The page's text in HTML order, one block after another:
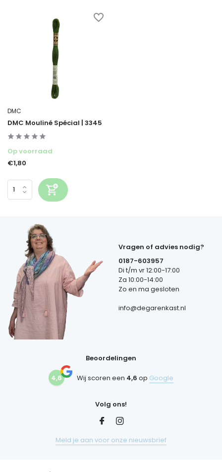
DMC
DMC Mouliné Spécial | 3345
Op voorraad
€1,80
Vragen of advies nodig?
0187-603957
Di t/m vr 12:00-17:00
Za 10:00-14:00
Zo en ma gesloten
info@degarenkast.nl
Beoordelingen
4,6 Wij scoren een 4,6 op Google
Volg ons!
Meld je aan voor onze nieuwsbrief